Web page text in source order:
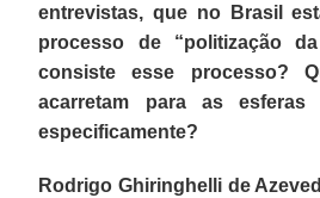
entrevistas, que no Brasil
processo de “politização
consiste esse processo?
acarretam para as
especificamente?
Rodrigo Ghiringhelli de